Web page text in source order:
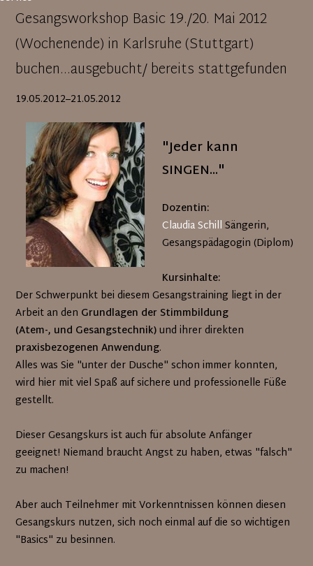
Gesangsworkshop Basic 19./20. Mai 2012
(Wochenende) in Karlsruhe (Stuttgart)
buchen...ausgebucht/ bereits stattgefunden
19.05.2012–21.05.2012
"Jeder kann
SINGEN..."
Dozentin:
Claudia Schill Sängerin,
Gesangspädagogin (Diplom)
Kursinhalte:
Der Schwerpunkt bei diesem Gesangstraining liegt in der
Arbeit an den Grundlagen der Stimmbildung
(Atem-, und Gesangstechnik)und ihrer direkten
praxisbezogenen Anwendung.
Alles was Sie "unter der Dusche" schon immer konnten,
wird hier mit viel Spaß auf sichere und professionelle Füße
gestellt.
Dieser Gesangskurs ist auch für absolute Anfänger
geeignet! Niemand braucht Angst zu haben, etwas "falsch"
zu machen!
Aber auch Teilnehmer mit Vorkenntnissen können diesen
Gesangskurs nutzen, sich noch einmal auf die so wichtigen
"Basics" zu besinnen.